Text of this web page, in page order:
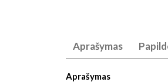
Aprašymas
Aprašymas